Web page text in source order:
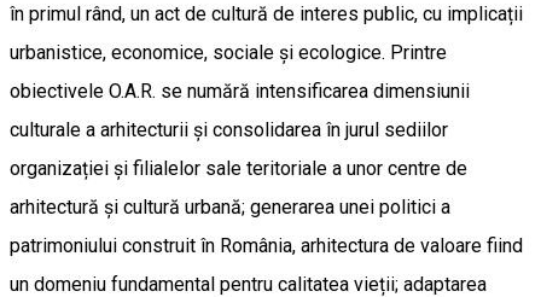
în primul rând, un act de cultură de interes public, cu implicații
urbanistice, economice, sociale și ecologice. Printre
obiectivele O.A.R. se numără intensificarea dimensiunii
culturale a arhitecturii și consolidarea în jurul sediilor
organizației și filialelor sale teritoriale a unor centre de
arhitectură și cultură urbană; generarea unei politici a
patrimoniului construit în România, arhitectura de valoare fiind
un domeniu fundamental pentru calitatea vieții; adaptarea